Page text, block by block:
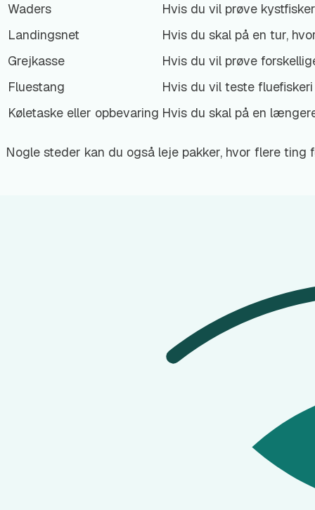
Waders
Hvis du vil prøve
Landingsnet
Hvis du skal på en tur,
Grejkasse
Hvis du vil prøve
Fluestang
Hvis du vil teste
Køletaske eller opbevaring Hvis du skal på en
Nogle steder kan du også leje pakker, hvor flere
Hvis du kun fisker få gange, kan leje være billigere
Du kan prøve fiskeri uden stor startpris, teste
godt på det mens du har det.
Hvad skal du tjekke før du
Tjek altid udstyret og vilkårene, før du siger ja.
Start med standen. Er stangen hel? Kører hjulet